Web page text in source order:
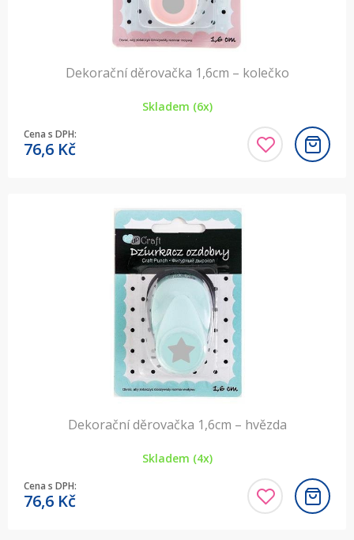
Dekorační děrovačka 1,6cm – kolečko
Skladem (6x)
Cena s DPH:
76,6 Kč
Dekorační děrovačka 1,6cm – hvězda
Skladem (4x)
Cena s DPH:
76,6 Kč